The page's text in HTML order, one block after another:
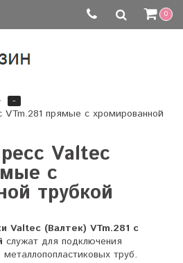
0
-
VTm.281 прямые с хромированной
Valtec
с
трубкой
Valtec (Валтек) VTm.281 с
служат для подключения
труб.